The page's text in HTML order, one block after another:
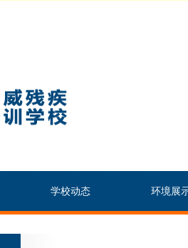
学校动态 环境展